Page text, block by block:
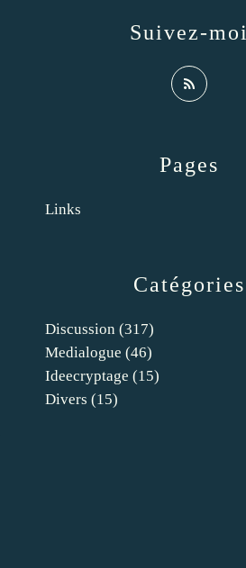
Catégories
Discussion (317)
Medialogue (46)
Ideecryptage (15)
Divers (15)
Pages
Links
Suivez-moi